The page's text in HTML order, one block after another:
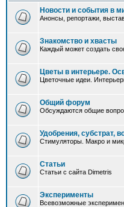
Новости и события в
Анонсы, репортажи,
Знакомство и хвасты
Каждый может создать
Цветы в интерьере.
Цветочные идеи.
Общий форум
Обсуждаются общие
Удобрения, субстрат,
Стимуляторы. Макро и
Статьи
Статьи с сайта Dimetris
Эксперименты
Всевозможные